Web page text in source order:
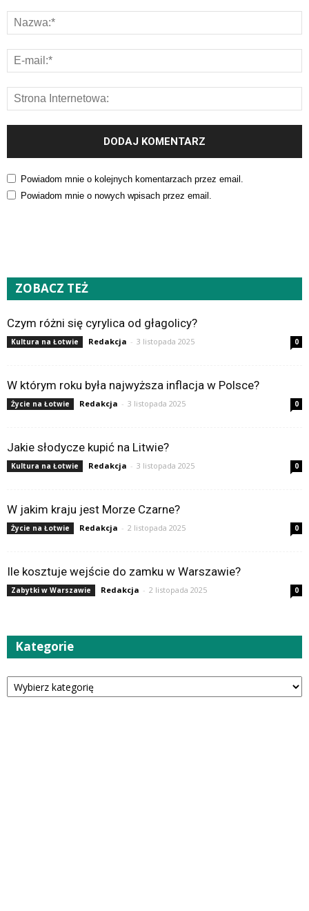
Powiadom mnie o kolejnych komentarzach przez email.
Powiadom mnie o nowych wpisach przez email.
ZOBACZ TEŻ
Czym różni się cyrylica od głagolicy?
Kultura na Łotwie Redakcja - 3 listopada 2025 0
W którym roku była najwyższa inflacja w Polsce?
Życie na Łotwie Redakcja - 3 listopada 2025 0
Jakie słodycze kupić na Litwie?
Kultura na Łotwie Redakcja - 3 listopada 2025 0
W jakim kraju jest Morze Czarne?
Życie na Łotwie Redakcja - 2 listopada 2025 0
Ile kosztuje wejście do zamku w Warszawie?
Zabytki w Warszawie Redakcja - 2 listopada 2025 0
Kategorie
Kategorie